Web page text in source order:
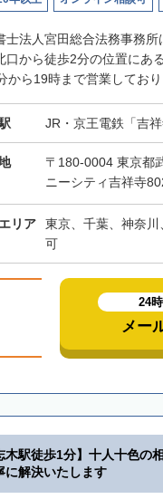
士法人宮田総合法務事務
口から徒歩2分の位置にあ
から19時まで営業しており
JR・京王電鉄「吉
〒180-0004 東京
ニーシティ吉祥寺
リア
東京、千葉、神奈
可
24
メー
木駅徒歩1分】十人十色の
に解決いたします